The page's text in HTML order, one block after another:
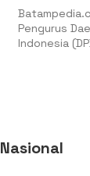
Pengurus
Indonesia
Nasional